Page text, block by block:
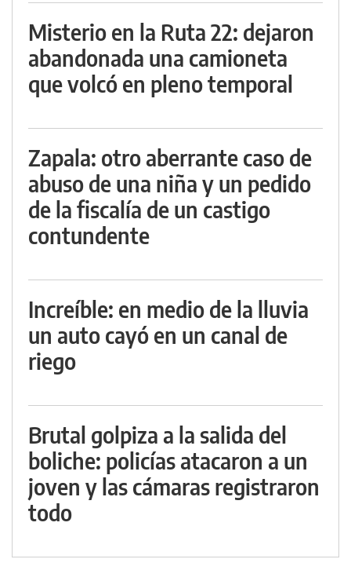
Misterio en la Ruta 22: dejaron
abandonada una camioneta
que volcó en pleno temporal
Zapala: otro aberrante caso de
abuso de una niña y un pedido
de la fiscalía de un castigo
contundente
Increíble: en medio de la lluvia
un auto cayó en un canal de
riego
Brutal golpiza a la salida del
boliche: policías atacaron a un
joven y las cámaras registraron
todo